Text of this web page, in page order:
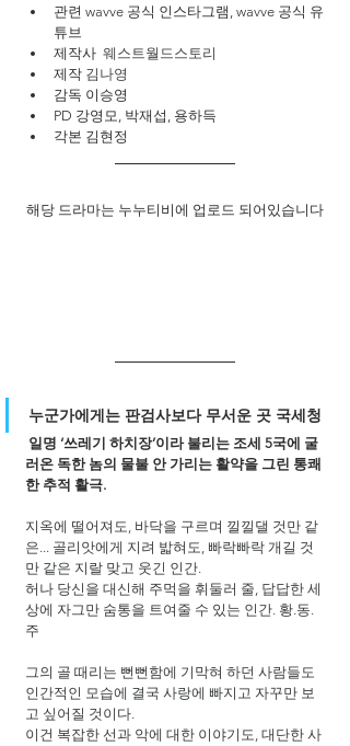
관련 wavve 공식 인스타그램, wavve 공식 유
튜브
제작사 웨스트월드스토리
제작 김나영
감독 이승영
PD 강영모, 박재섭, 용하득
각본 김현정
해당 드라마는 누누티비에 업로드 되어있습니다
누군가에게는 판검사보다 무서운 곳 국세청
러온 독한 놈의 물불 안 가리는 활약을 그린 통쾌
한 추적 활극.
지옥에 떨어져도, 바닥을 구르며 낄낄댈 것만 같
은... 골리앗에게 지려 밟혀도, 빠락빠락 개길 것
만 같은 지랄 맞고 웃긴 인간.
허나 당신을 대신해 주먹을 휘둘러 줄, 답답한 세
상에 자그만 숨통을 트여줄 수 있는 인간. 황.동.
주
그의 골 때리는 뻔뻔함에 기막혀 하던 사람들도
인간적인 모습에 결국 사랑에 빠지고 자꾸만 보
고 싶어질 것이다.
이건 복잡한 선과 악에 대한 이야기도, 대단한 사